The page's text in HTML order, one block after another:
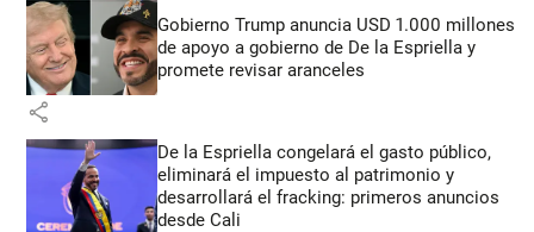
Gobierno Trump anuncia USD 1.000 millones
de apoyo a gobierno de De la Espriella y
promete revisar aranceles
share
De la Espriella congelará el gasto público,
eliminará el impuesto al patrimonio y
desarrollará el fracking: primeros anuncios
desde Cali